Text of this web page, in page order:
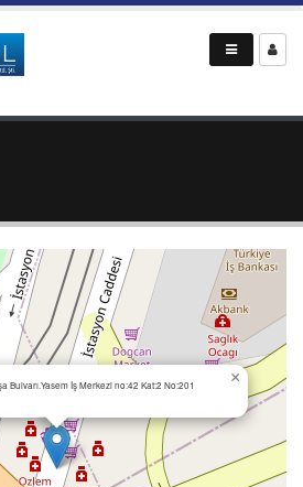
Bulvarı.Yasem İş Merkezi no:42 Kat:2 No:201
×